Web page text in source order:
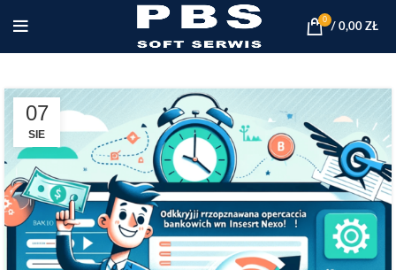
0
/ 0,00 ZŁ
07
SIE